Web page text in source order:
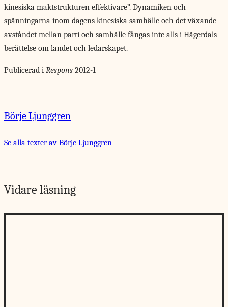
kinesiska maktstrukturen effektivare”. Dynamiken och
spänningarna inom dagens kinesiska samhälle och det växande
avståndet mellan parti och samhälle fångas inte alls i Hägerdals
berättelse om landet och ledarskapet.
Publicerad i Respons 2012-1
Börje Ljunggren
Se alla texter av Börje Ljunggren
Vidare läsning